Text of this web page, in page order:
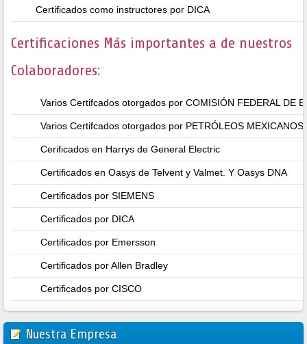
Certificados como instructores por DICA
Certificaciones Más importantes a de nuestros
Colaboradores:
Varios Certifcados otorgados por COMISIÓN FEDERAL DE
Varios Certifcados otorgados por PETRÓLEOS MEXICANOS
Cerificados en Harrys de General Electric
Certificados en Oasys de Telvent y Valmet. Y Oasys DNA
Certificados por SIEMENS
Certificados por DICA
Certificados por Emersson
Certificados por Allen Bradley
Certificados por CISCO
Nuestra Empresa